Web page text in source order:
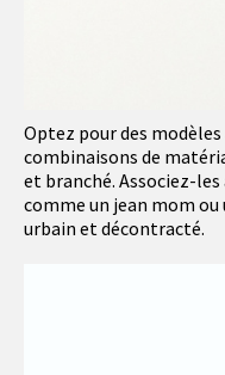
Optez pour des
combinaisons de
et branché. Associez-
comme un jean mom ou
urbain et décontracté.